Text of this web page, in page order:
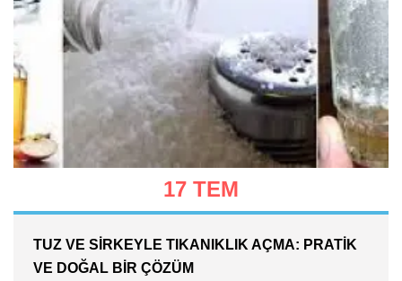
17 TEM
TUZ VE SIRKEYLE TIKANIKLIK AÇMA: PRATIK
VE DOĞAL BIR ÇÖZÜM